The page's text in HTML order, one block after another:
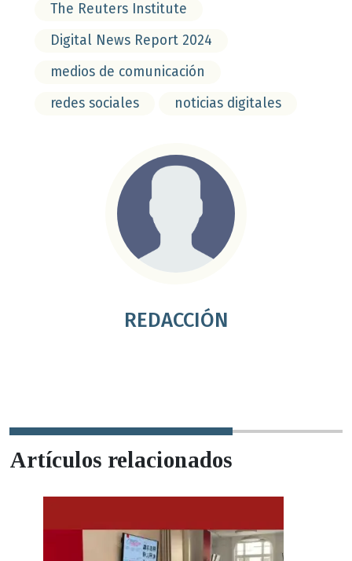
The Reuters Institute
Digital News Report 2024
medios de comunicación
redes sociales
noticias digitales
REDACCIÓN
Artículos relacionados